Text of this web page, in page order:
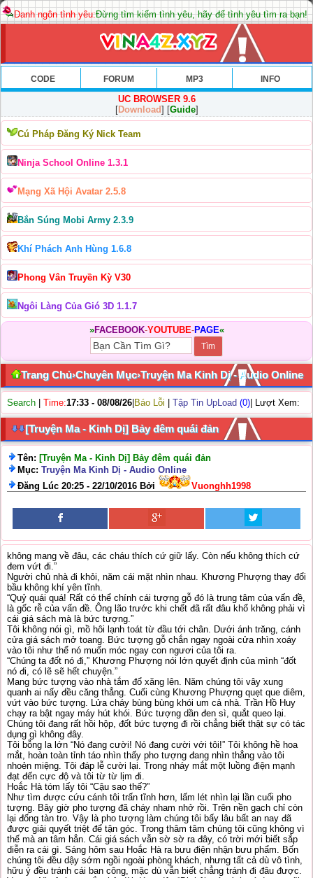
Danh ngôn tình yêu:Đừng tìm kiếm tình yêu, hãy để tình yêu tìm ra bạn!
CODE FORUM MP3 INFO
UC BROWSER 9.6
[Download] [Guide]
Cú Pháp Đăng Ký Nick Team
Ninja School Online 1.3.1
Mạng Xã Hội Avatar 2.5.8
Bắn Súng Mobi Army 2.3.9
Khí Phách Anh Hùng 1.6.8
Phong Vân Truyền Kỳ V30
Ngôi Làng Của Gió 3D 1.1.7
»FACEBOOK-YOUTUBE-PAGE«
Trang Chủ›Chuyên Mục›Truyện Ma Kinh Dị - Audio Online
Search Time:17:33 - 08/08/26 Báo Lỗi Tập Tin UpLoad (0) | Lượt Xem:
[Truyện Ma - Kinh Dị] Bảy đêm quái đản
Tên: [Truyện Ma - Kinh Dị] Bảy đêm quái đản
Mục: Truyện Ma Kinh Dị - Audio Online
Đăng Lúc 20:25 - 22/10/2016 Bởi
Vuonghh1998
không mang về đâu, các cháu thích cứ giữ lấy. Còn nếu không thích cứ
đem vứt đi.”
Người chủ nhà đi khỏi, năm cái mặt nhìn nhau. Khương Phượng thay đổi
bầu không khí yên tĩnh.
“Quỷ quái quá! Rất có thể chính cái tượng gỗ đó là trung tâm của vấn đề,
là gốc rễ của vấn đề. Ông lão trước khi chết đã rất đâu khổ không phải vì
cái giá sách mà là bức tượng.”
Tôi không nói gì, mồ hôi lạnh toát từ đầu tới chân. Dưới ánh trăng, cánh
cửa giá sách mở toang. Bức tượng gỗ chắn ngay ngoài cửa nhìn xoáy
vào tôi như thể nó muốn móc ngay con ngươi của tôi ra.
“Chúng ta đốt nó đi,” Khương Phượng nói lớn quyết định của mình “đốt
nó đi, có lẽ sẽ hết chuyện.”
Mang bức tượng vào nhà tắm đổ xăng lên. Năm chúng tôi vây xung
quanh ai nấy đều căng thẳng. Cuối cùng Khương Phượng quẹt que diêm,
vứt vào bức tượng. Lửa cháy bùng bùng khói um cả nhà. Trần Hồ Huy
chạy ra bật ngay máy hút khói. Bức tượng dần đen sì, quắt queo lại.
Chúng tôi đang rất hồi hộp, đốt bức tượng đi rồi chẳng biết thật sự có tác
dụng gì không đây.
Tôi bỗng la lớn “Nó đang cười! Nó đang cười với tôi!” Tôi không hề hoa
mắt, hoàn toàn tỉnh táo nhìn thấy pho tượng đang nhìn thẳng vào tôi
nhoẻn miệng. Tôi đáp lễ cười lại. Trong nháy mắt một luồng điện mạnh
đạt đến cực độ và tôi từ từ lịm đi.
Hoắc Hà tóm lấy tôi “Cậu sao thế?”
Như tìm được cứu cánh tôi trấn tĩnh hơn, lấm lét nhìn lại lần cuối pho
tượng. Bây giờ pho tượng đã cháy nham nhở rồi. Trên nền gạch chỉ còn
lại đống tàn tro. Vậy là pho tượng làm chúng tôi bấy lâu bất an nay đã
được giải quyết triệt để tận góc. Trong thâm tâm chúng tôi cũng không vì
thế mà an tâm hẳn. Cái giá sách vẫn sờ sờ ra đây, có trời mới biết sắp
diễn ra cái gì. Sáng hôm sau Hoắc Hà ra bưu điện nhận bưu phẩm. Bốn
chúng tôi đều dậy sớm ngồi ngoài phòng khách, nhưng tất cả dù vô tình,
hữu ý đều tránh cái ban công, mặc dù vẫn biết chẳng tránh đi đâu được.